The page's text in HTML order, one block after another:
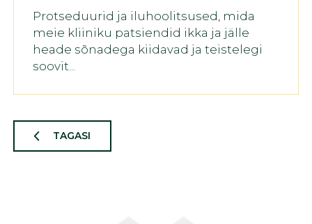
Protseduurid ja iluhoolitsused, mida
meie kliiniku patsiendid ikka ja jälle
heade sõnadega kiidavad ja teistelegi
soovit...
TAGASI